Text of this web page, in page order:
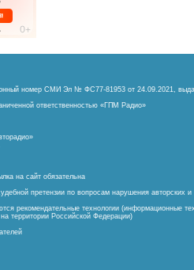
номер СМИ Эл № ФС77-81953 от 24.09.2021,
ответственностью «ГПМ Радио»
на сайт обязательна
претензии по вопросам нарушения авторских
рекомендательные технологии (информационные
территории Российской Федерации)